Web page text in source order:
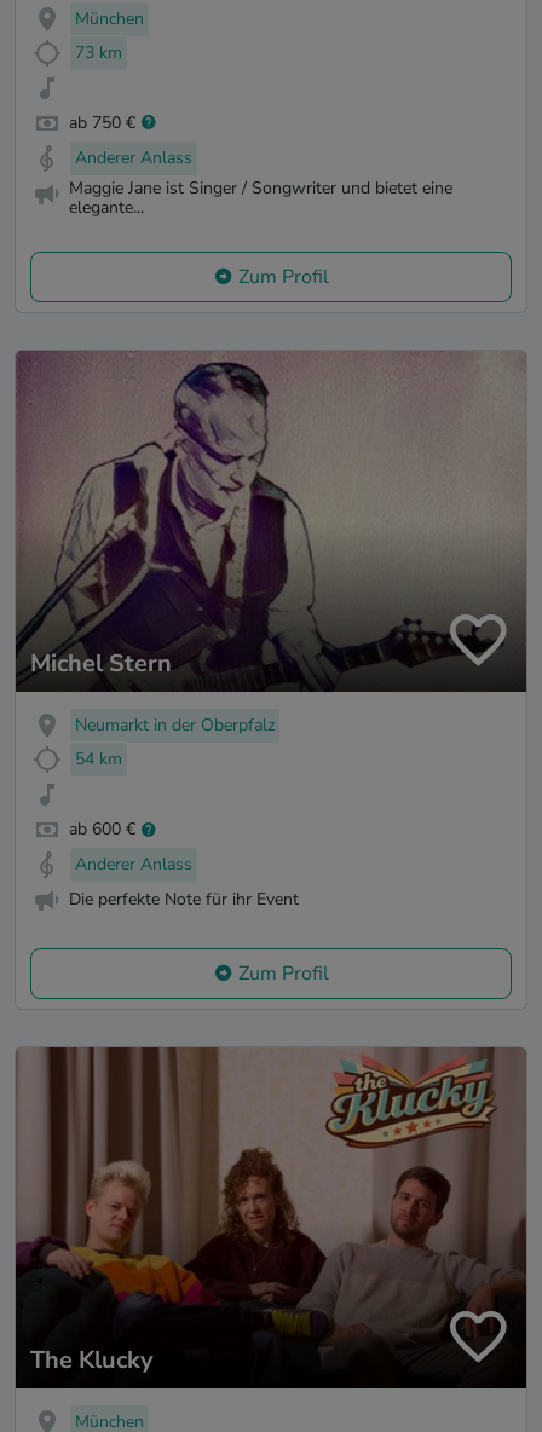
München
73 km
ab 750 €
Anderer Anlass
Maggie Jane ist Singer / Songwriter und bietet eine
elegante...
Zum Profil
Michel Stern
Neumarkt in der Oberpfalz
54 km
ab 600 €
Anderer Anlass
Die perfekte Note für ihr Event
Zum Profil
The Klucky
München